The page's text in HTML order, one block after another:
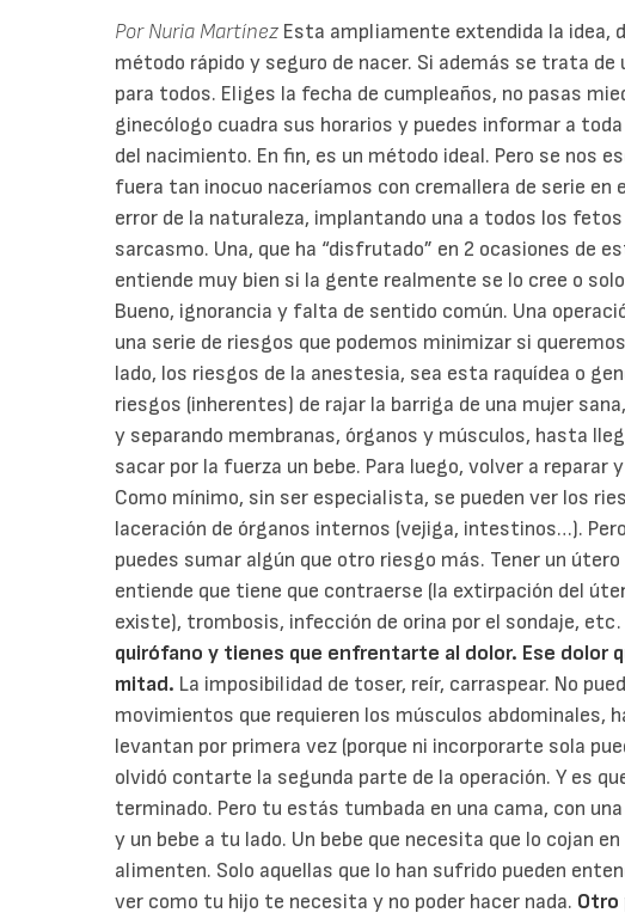
Por Nuria Martínez Esta ampliamente extendida la idea,
método rápido y seguro de nacer. Si además se trata de
para todos. Eliges la fecha de cumpleaños, no pasas
ginecólogo cuadra sus horarios y puedes informar a
del nacimiento. En fin, es un método ideal. Pero se nos
fuera tan inocuo naceríamos con cremallera de serie
error de la naturaleza, implantando una a todos los
sarcasmo. Una, que ha “disfrutado” en 2 ocasiones de
entiende muy bien si la gente realmente se lo cree o
Bueno, ignorancia y falta de sentido común. Una
una serie de riesgos que podemos minimizar si
lado, los riesgos de la anestesia, sea esta raquídea o
riesgos (inherentes) de rajar la barriga de una mujer
y separando membranas, órganos y músculos, hasta
sacar por la fuerza un bebe. Para luego, volver a reparar
Como mínimo, sin ser especialista, se pueden ver los
laceración de órganos internos (vejiga, intestinos…).
puedes sumar algún que otro riesgo más. Tener un útero
entiende que tiene que contraerse (la extirpación del
existe), trombosis, infección de orina por el sondaje, etc.
quirófano y tienes que enfrentarte al dolor. Ese dolor
mitad. La imposibilidad de toser, reír, carraspear. No
movimientos que requieren los músculos abdominales,
levantan por primera vez (porque ni incorporarte sola
olvidó contarte la segunda parte de la operación. Y es
terminado. Pero tu estás tumbada en una cama, con
y un bebe a tu lado. Un bebe que necesita que lo cojan
alimenten. Solo aquellas que lo han sufrido pueden
ver como tu hijo te necesita y no poder hacer nada. Otro